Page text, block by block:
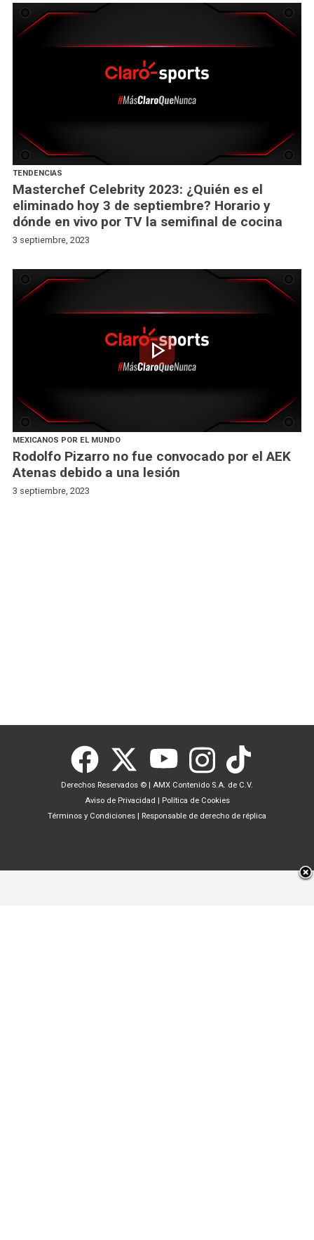
TENDENCIAS
Masterchef Celebrity 2023: ¿Quién es el
eliminado hoy 3 de septiembre? Horario y
dónde en vivo por TV la semifinal de cocina
3 septiembre, 2023
play_arrow
MEXICANOS POR EL MUNDO
Rodolfo Pizarro no fue convocado por el AEK
Atenas debido a una lesión
3 septiembre, 2023
Derechos Reservados © | AMX Contenido S.A. de C.V.
Aviso de Privacidad | Política de Cookies
Términos y Condiciones | Responsable de derecho de réplica